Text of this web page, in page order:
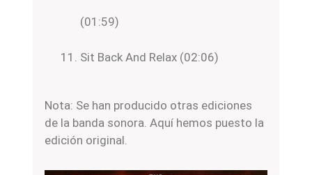
(01:59)
Sit Back And Relax (02:06)
Nota: Se han producido otras ediciones
de la banda sonora. Aquí hemos puesto la
edición original.